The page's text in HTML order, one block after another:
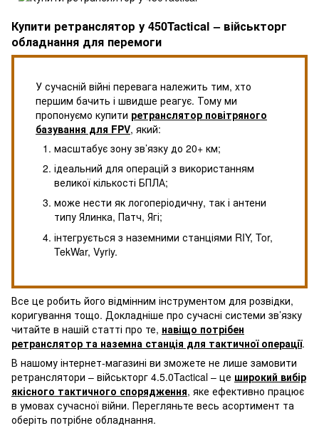
Купити ретранслятор у 450Tactical – військторг
обладнання для перемоги
У сучасній війні перевага належить тим, хто
першим бачить і швидше реагує. Тому ми
пропонуємо купити ретранслятор повітряного
базування для FPV, який:
масштабує зону зв’язку до 20+ км;
ідеальний для операцій з використанням
великої кількості БПЛА;
може нести як логоперіодичну, так і антени
типу Ялинка, Патч, Ягі;
інтегрується з наземними станціями RIY, Tor,
TekWar, Vyriy.
Все це робить його відмінним інструментом для розвідки,
коригування тощо. Докладніше про сучасні системи зв’язку
читайте в нашій статті про те, навіщо потрібен
ретранслятор та наземна станція для тактичної операції.
В нашому інтернет-магазині ви зможете не лише замовити
ретранслятори – військторг 4.5.0Tactical – це широкий вибір
якісного тактичного спорядження, яке ефективно працює
в умовах сучасної війни. Перегляньте весь асортимент та
оберіть потрібне обладнання.